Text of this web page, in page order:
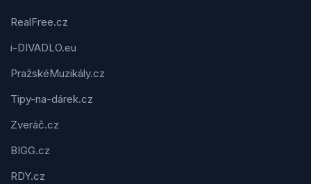
RealFree.cz
i-DIVADLO.eu
PražskéMuzikály.cz
Tipy-na-dárek.cz
Zveráč.cz
BIGG.cz
RDY.cz